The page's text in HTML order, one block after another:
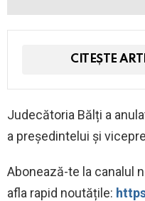
CITEȘTE
Judecătoria Bălți a
a președintelui și
Abonează-te la canalul
afla rapid noutățile: